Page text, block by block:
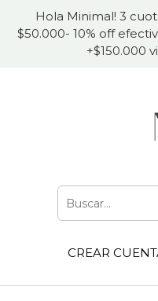
Hola Minimal! 3
$50.000- 10% off
+$150.000
CREAR